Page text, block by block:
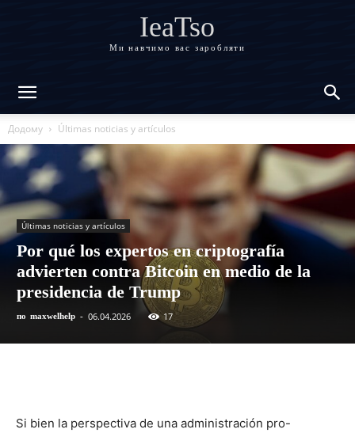
IeaTso
Ми навчимо вас заробляти
Додому Últimas noticias y artículos
Últimas noticias y artículos
Por qué los expertos en criptografía
advierten contra Bitcoin en medio de la
presidencia de Trump
по maxwelhelp - 06.04.2026 17
Si bien la perspectiva de una administración pro-